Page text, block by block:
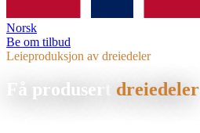
Norsk
Be om tilbud
Leieproduksjon av dreiedeler
Få produsert dreiedeler